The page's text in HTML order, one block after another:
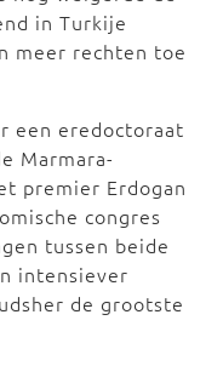
in Turkije
meer rechten toe
een eredoctoraat
Marmara-
premier Erdogan
congres
tussen beide
intensiever
de grootste